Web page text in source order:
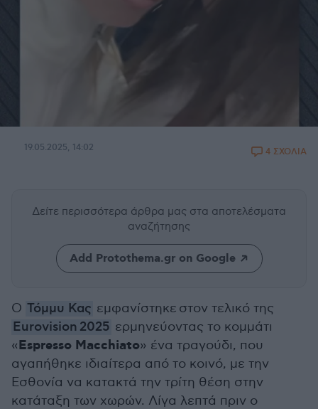
19.05.2025, 14:02 4 ΣΧΟΛΙΑ
Δείτε περισσότερα άρθρα μας στα αποτελέσματα
αναζήτησης
Add Protothema.gr on Google
Ο Τόμμυ Κας εμφανίστηκε στον τελικό της
Eurovision 2025 ερμηνεύοντας το κομμάτι
«Espresso Macchiato» ένα τραγούδι, που
αγαπήθηκε ιδιαίτερα από το κοινό, με την
Εσθονία να κατακτά την τρίτη θέση στην
κατάταξη των χωρών. Λίγα λεπτά πριν ο